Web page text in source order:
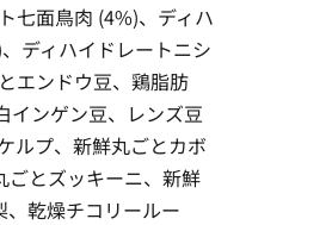
七面鳥肉 (4%)、ディハ
ディハイドレートニシ
エンドウ豆、鶏脂肪
インゲン豆、レンズ豆
ルプ、新鮮丸ごとカボ
ごとズッキーニ、新鮮
乾燥チコリールー